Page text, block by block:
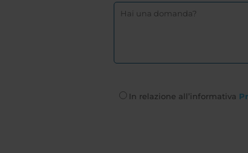
In relazione all’informativa